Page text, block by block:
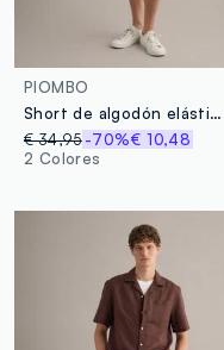
PIOMBO
Short de algodón elástico a rayas multicolor, corte regular
€ 34,95-70%€ 10,48
2 Colores